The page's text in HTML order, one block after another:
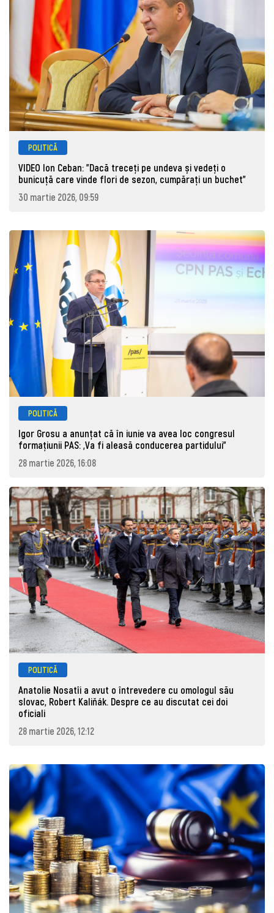
POLITICĂ
VIDEO Ion Ceban: "Dacă treceți pe undeva și vedeți o
bunicuță care vinde flori de sezon, cumpărați un buchet"
30 martie 2026, 09:59
POLITICĂ
Igor Grosu a anunțat că în iunie va avea loc congresul
formațiunii PAS: „Va fi aleasă conducerea partidului”
28 martie 2026, 16:08
POLITICĂ
Anatolie Nosatîi a avut o întrevedere cu omologul său
slovac, Robert Kaliňák. Despre ce au discutat cei doi
oficiali
28 martie 2026, 12:12